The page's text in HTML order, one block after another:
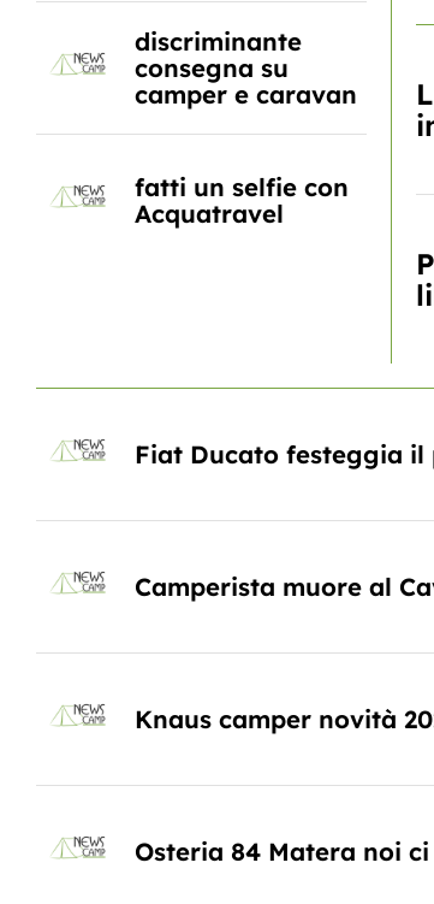
discriminante
consegna su
camper e caravan
fatti un selfie con
Acquatravel
Fiat Ducato festeggia il
Camperista muore al
Knaus camper novità
Osteria 84 Matera noi